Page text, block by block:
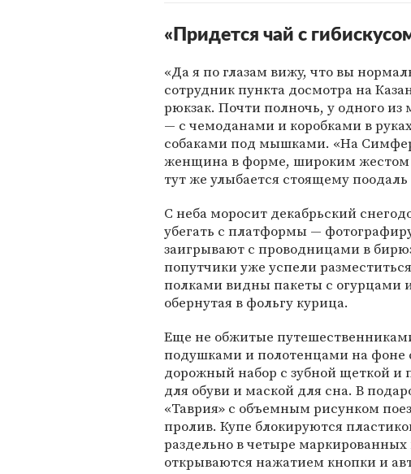
«Придется чай с
«Да я по глазам вижу, что вы
сотрудник пункта досмотра на
рюкзак. Почти полночь, у одного
— с чемоданами и коробками в
собаками под мышками. «На
женщина в форме, широким жестом
тут же улыбается стоящему поодаль
С неба моросит декабрьский
убегать с платформы —
заигрывают с проводницами в
попутчики уже успели
полками видны пакеты с огурцами
обернутая в фольгу курица.
Еще не обжитые
подушками и полотенцами на фоне
дорожный набор с зубной щеткой и
для обуви и маской для сна. В
«Таврия» с объемным рисунком
пролив. Купе блокируются
раздельно в четыре
открываются нажатием кнопки и